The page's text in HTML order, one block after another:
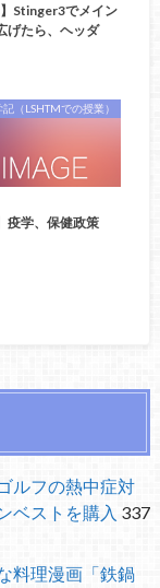
Stinger3でメイン
げたら、ヘッダ
（LSHTMでの授業）
疫学、保健政策
ルフの熱中症対
ベストを購入 337
料理漫画「鉄鍋